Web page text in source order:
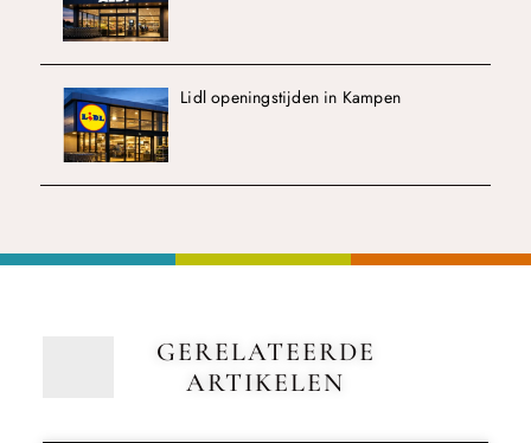
Lidl openingstijden in Kampen
GERELATEERDE
ARTIKELEN